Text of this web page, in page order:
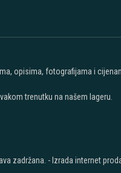
opisima, fotografijama i
trenutku na našem lageru.
zadržana. - Izrada internet